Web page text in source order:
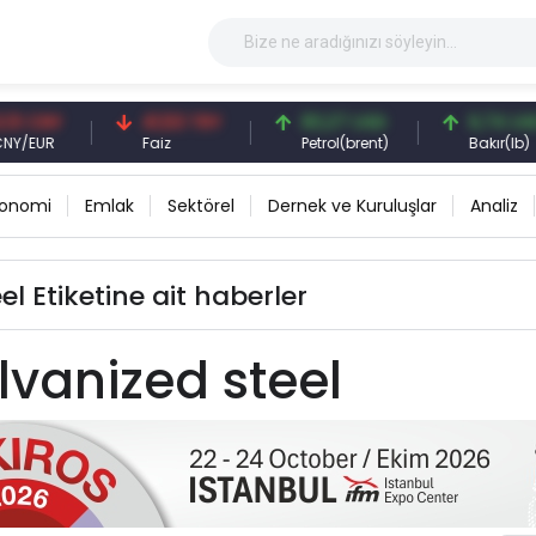
41,53 TRY 83,27 USD
Petrol(brent)
6,74 USD
Bakır(lb)
Emlak Sektörel Dernek ve Kuruluşlar Analiz
Etiketine ait haberler
steel